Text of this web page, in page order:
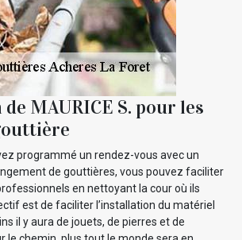
de MAURICE S. pour les
programmé un rendez-vous avec un
de gouttières, vous pouvez faciliter
en nettoyant la cour où ils
est de faciliter l’installation du matériel
il y aura de jouets, de pierres et de